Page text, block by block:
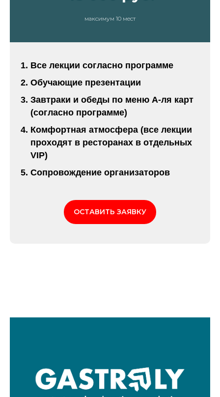
максимум 10 мест
Все лекции согласно программе
Обучающие презентации
Завтраки и обеды по меню А-ля карт
(согласно программе)
Комфортная атмосфера (все лекции
проходят в ресторанах в отдельных
VIP)
Сопровождение организаторов
ОСТАВИТЬ ЗАЯВКУ